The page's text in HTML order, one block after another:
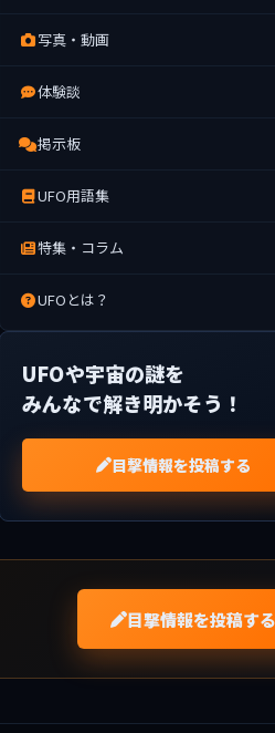
写真・動画
体験談
掲示板
UFO用語集
特集・コラム
UFOとは？
UFOや宇宙の謎を
みんなで解き明かそう！
目撃情報を投稿する
目撃情報を投稿する